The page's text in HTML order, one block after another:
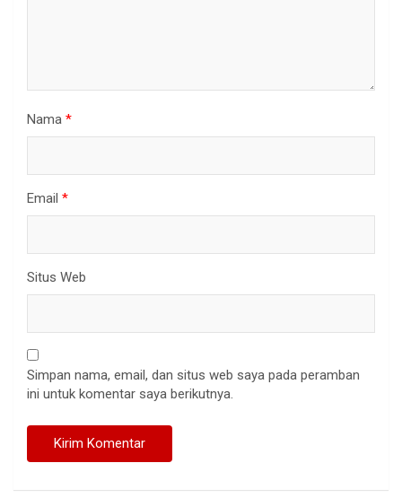
Nama *
Email *
Situs Web
Simpan nama, email, dan situs web saya pada peramban
ini untuk komentar saya berikutnya.